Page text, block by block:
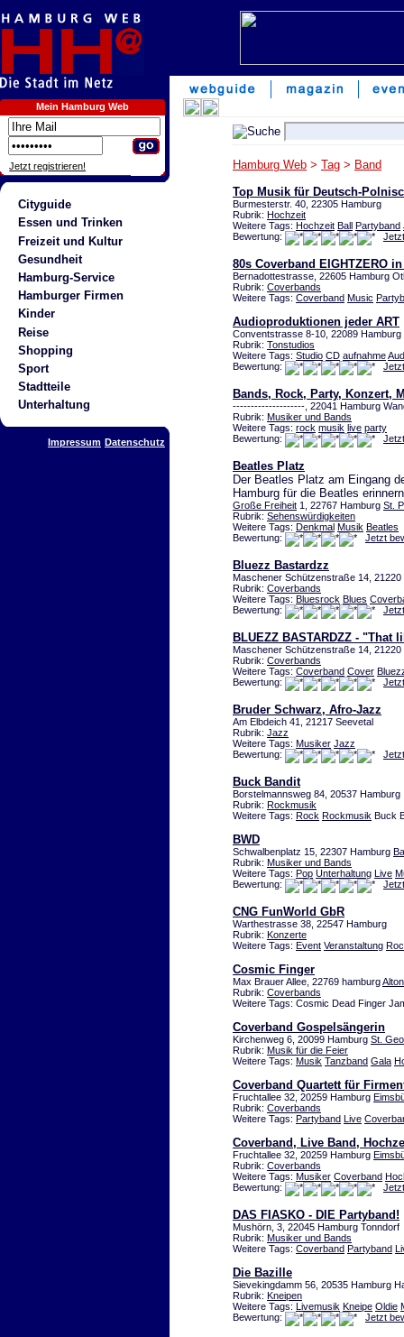
Mein Hamburg Web
Jetzt registrieren!
Cityguide
Essen und Trinken
Freizeit und Kultur
Gesundheit
Hamburg-Service
Hamburger Firmen
Kinder
Reise
Shopping
Sport
Stadtteile
Unterhaltung
Impressum Datenschutz
Hamburg Web > Tag > Band
Top Musik für Deutsch-
Burmesterstr. 40, 22305 Hamburg
Rubrik: Hochzeit
Weitere Tags: Hochzeit Ball Partyband
Bewertung:
80s Coverband EIGHTZERO
Bernadottestrasse, 22605 Hamburg
Rubrik: Coverbands
Weitere Tags: Coverband Music
Audioproduktionen jeder ART
Conventstrasse 8-10, 22089 Hamburg
Rubrik: Tonstudios
Weitere Tags: Studio CD aufnahme
Bewertung:
Bands, Rock, Party, Konzert,
--------------------, 22041 Hamburg
Rubrik: Musiker und Bands
Weitere Tags: rock musik live party
Bewertung:
Beatles Platz
Der Beatles Platz am Eingang
Hamburg für die Beatles
Große Freiheit 1, 22767 Hamburg St.
Rubrik: Sehenswürdigkeiten
Weitere Tags: Denkmal Musik Beatles
Bewertung:
Jetzt
Bluezz Bastardzz
Maschener Schützenstraße 14, 21220
Rubrik: Coverbands
Weitere Tags: Bluesrock Blues
Bewertung:
BLUEZZ BASTARDZZ -
Maschener Schützenstraße 14, 21220
Rubrik: Coverbands
Weitere Tags: Coverband Cover
Bewertung:
Bruder Schwarz, Afro-Jazz
Am Elbdeich 41, 21217 Seevetal
Rubrik: Jazz
Weitere Tags: Musiker Jazz
Bewertung:
Buck Bandit
Borstelmannsweg 84, 20537 Hamburg
Rubrik: Rockmusik
Weitere Tags: Rock Rockmusik Buck
BWD
Schwalbenplatz 15, 22307 Hamburg
Rubrik: Musiker und Bands
Weitere Tags: Pop Unterhaltung Live
Bewertung:
CNG FunWorld GbR
Warthestrasse 38, 22547 Hamburg
Rubrik: Konzerte
Weitere Tags: Event Veranstaltung
Cosmic Finger
Max Brauer Allee, 22769 hamburg
Rubrik: Coverbands
Weitere Tags: Cosmic Dead Finger
Coverband Gospelsängerin
Kirchenweg 6, 20099 Hamburg St.
Rubrik: Musik für die Feier
Weitere Tags: Musik Tanzband Gala
Coverband Quartett für
Fruchtallee 32, 20259 Hamburg
Rubrik: Coverbands
Weitere Tags: Partyband Live
Coverband, Live Band,
Fruchtallee 32, 20259 Hamburg
Rubrik: Coverbands
Weitere Tags: Musiker Coverband
Bewertung:
DAS FIASKO - DIE Partyband!
Mushörn, 3, 22045 Hamburg Tonndorf
Rubrik: Musiker und Bands
Weitere Tags: Coverband Partyband
Die Bazille
Sievekingdamm 56, 20535 Hamburg
Rubrik: Kneipen
Weitere Tags: Livemusik Kneipe Oldie
Bewertung:
Jetzt